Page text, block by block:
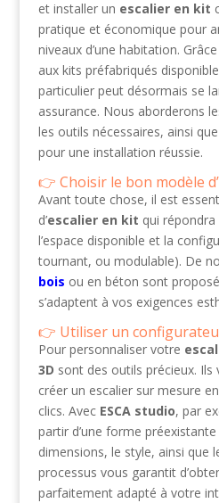
et installer un escalier en kit
pratique et économique pour
niveaux d’une habitation.
aux kits préfabriqués
particulier peut désormais se
assurance. Nous aborderons
les outils nécessaires, ainsi
pour une installation réussie.
Choisir le bon modèle
Avant toute chose, il est
d’escalier en kit qui
l’espace disponible et la
tournant, ou modulable). De
bois ou en béton sont
s’adaptent à vos exigences
Utiliser un
Pour personnaliser votre
3D sont des outils précieux.
créer un escalier sur mesure
clics. Avec ESCA studio, par
partir d’une forme
dimensions, le style, ainsi que
processus vous garantit
parfaitement adapté à votre